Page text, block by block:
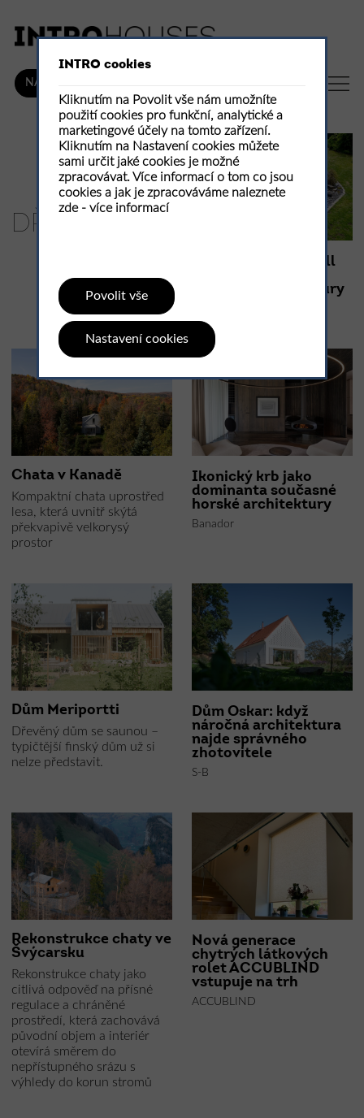
INTRO cookies
Kliknutím na Povolit vše nám umožníte
použití cookies pro funkční, analytické a
marketingové účely na tomto zařízení.
Kliknutím na Nastavení cookies můžete
sami určit jaké cookies je možné
zpracovávat. Více informací o tom co jsou
cookies a jak je zpracováváme naleznete
zde - více informací
Povolit vše
Nastavení cookies
NÁKUP
DŘEVO
Přírodní bazén small
zahradní architektury
Chata v Kanadě
Kompaktní chata uprostřed
lesa, která uvnitř skýtá
překvapivě velkorysý
prostor
Ikonický krb jako
dominanta současné
horské architektury
Banador
Dům Meriportti
Dřevěný dům se saunou –
typičtější finský dům už si
nelze představit.
Dům Oskar: když
náročná architektura
najde správného
zhotovitele
S-B
Rekonstrukce chaty ve
Švýcarsku
Rekonstrukce chaty jako
citlivá odpověď na přísné
regulace a chráněné
prostředí, která zachovává
původní objem a interiér
otevírá směrem do
nepřístupného srázu s
výhledy do korun stromů
Nová generace
chytrých látkových
rolet ACCUBLIND
vstupuje na trh
ACCUBLIND